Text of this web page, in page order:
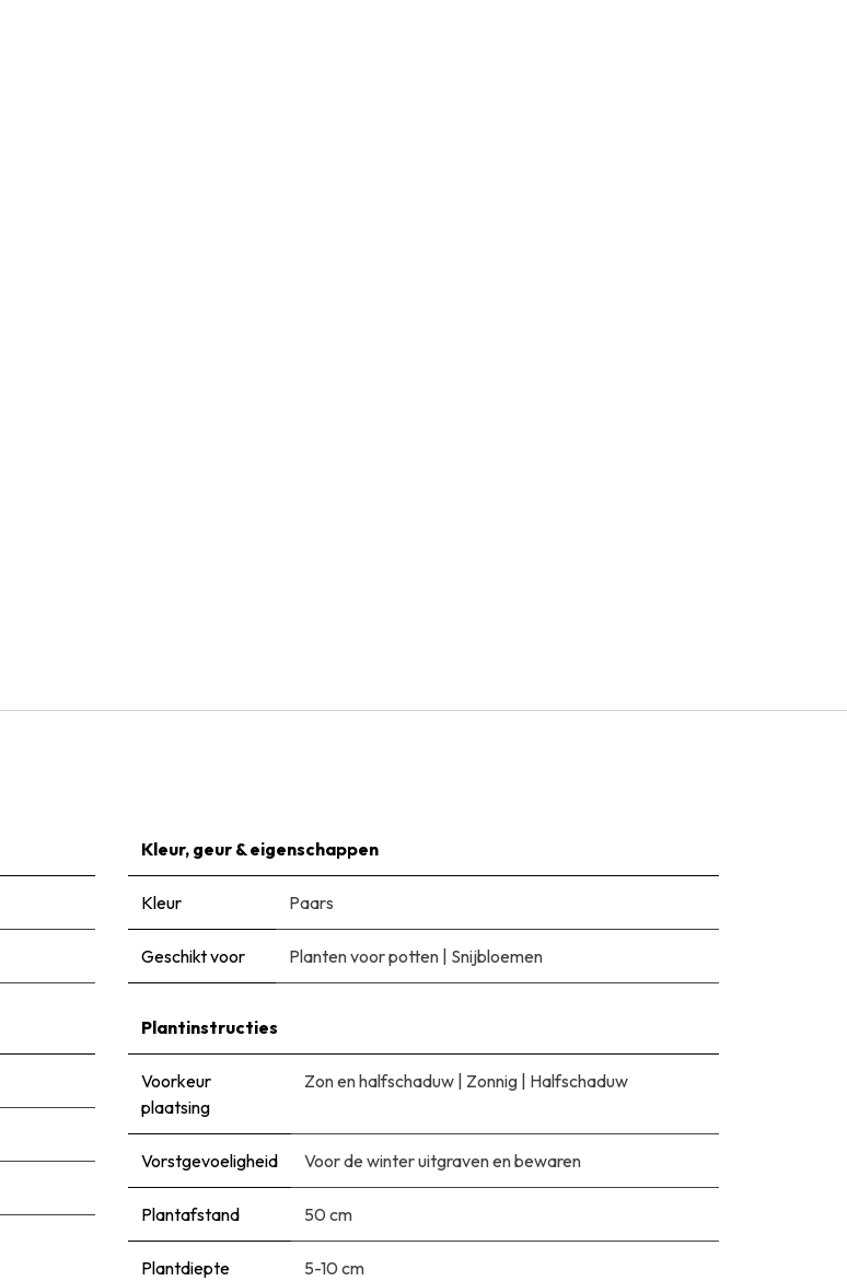
Kleur, geur & eigenschappen
Kleur Paars
Geschikt voor Planten voor potten Snijbloemen
Plantinstructies
Voorkeur
plaatsing
Zon en halfschaduw Zonnig Halfschaduw
Vorstgevoeligheid Voor de winter uitgraven en bewaren
Plantafstand 50 cm
Plantdiepte 5-10 cm